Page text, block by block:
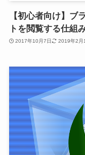
【初心者向け】ブ
トを閲覧する仕組
2017年10月7日 2019年2月